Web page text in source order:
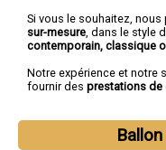
Si vous le souhaitez,
sur-mesure, dans le style
contemporain, classique
Notre expérience et notre
fournir des prestations de